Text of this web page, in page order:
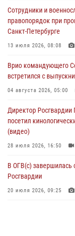
Смольного собора в
07 августа 2026, 11:34
В Курске
07 августа 2026, 11:33
Рэпер ST посетил
07 августа 2026, 11:18
Сотрудники и
правопорядок при
Санкт-Петербурге
13 июля 2026, 08:08
Врио командующего
встретился с
04 августа 2026, 05:00
Директор Росгвардии
посетил
(видео)
28 июля 2026, 16:50
В ОГВ(с)
Росгвардии
20 июля 2026, 09:25